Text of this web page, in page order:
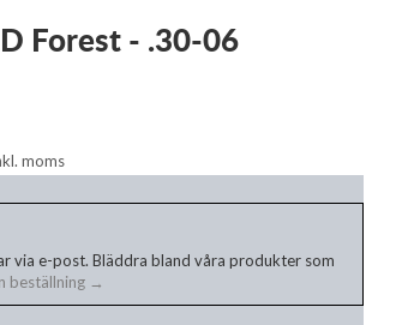
Forest - .30-06
moms
via e-post. Bläddra bland våra produkter som
beställning →